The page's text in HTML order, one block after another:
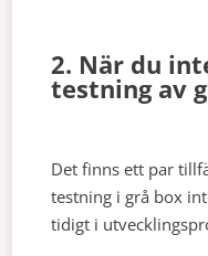
2. När du
testning av
Det finns ett par
testning i grå box
tidigt i